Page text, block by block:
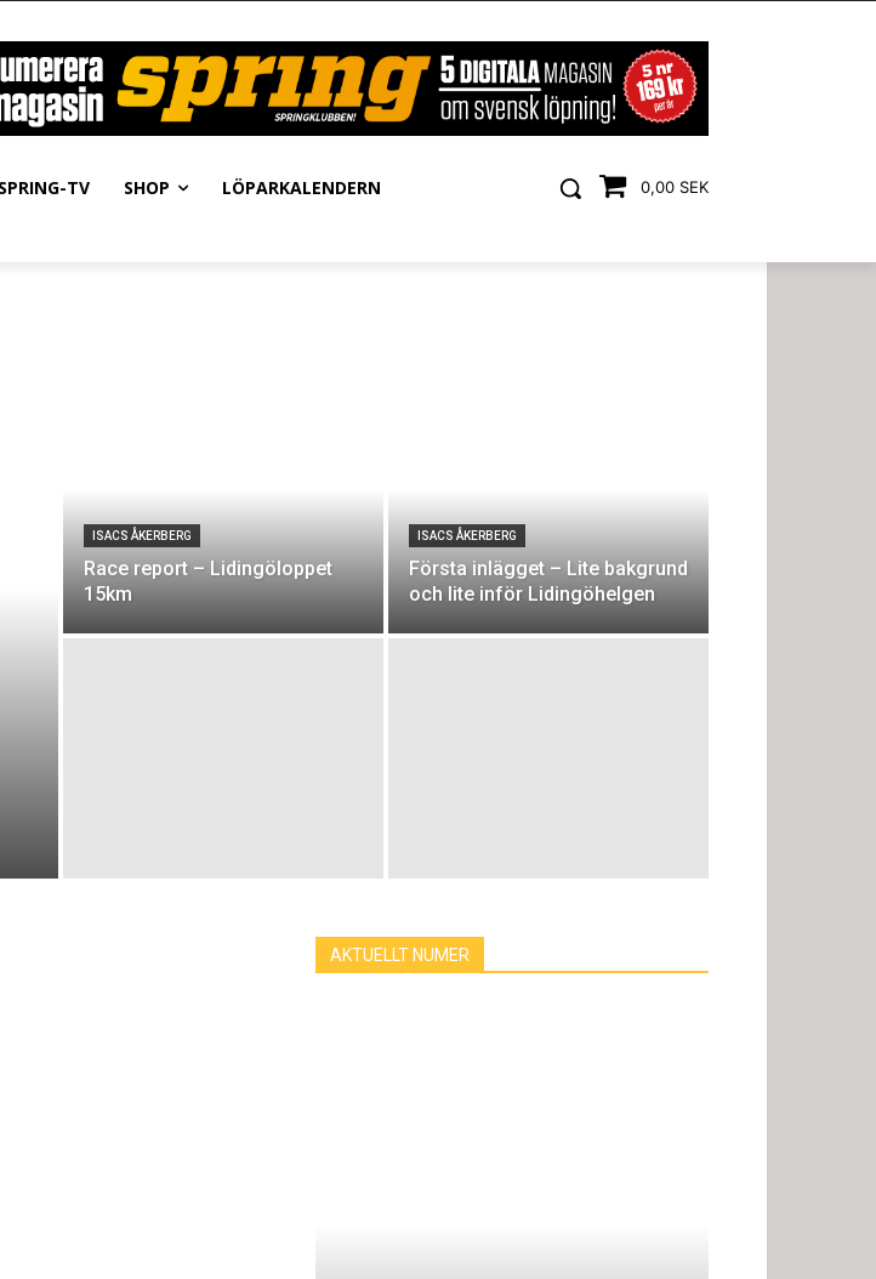
0,00 SEK
SPRING-TV SHOP LÖPARKALENDERN
ISACS ÅKERBERG
Race report – Lidingöloppet
15km
ISACS ÅKERBERG
Första inlägget – Lite bakgrund
och lite inför Lidingöhelgen
AKTUELLT NUMER